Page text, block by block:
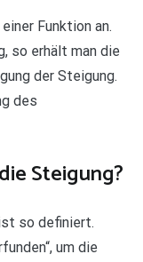
Funktion an.
so erhält man die
der Steigung.
des
Steigung?
so definiert.
um die